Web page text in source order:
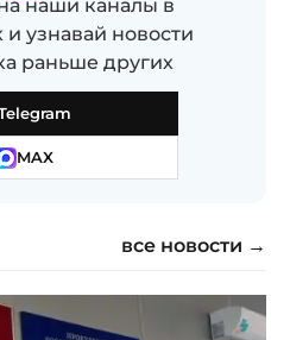
наши каналы в
узнавай новости
раньше других
MAX
все новости →